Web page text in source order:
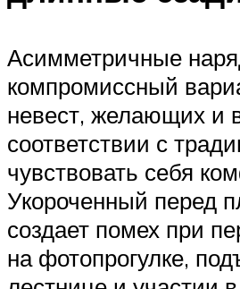
Асимметричные
компромиссный
невест, желающих и
соответствии с
чувствовать себя
Укороченный перед
создает помех при
на фотопрогулке,